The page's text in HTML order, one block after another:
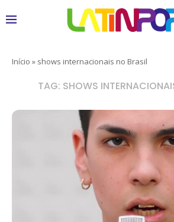
Início » shows internacionais no Brasil
TAG: SHOWS